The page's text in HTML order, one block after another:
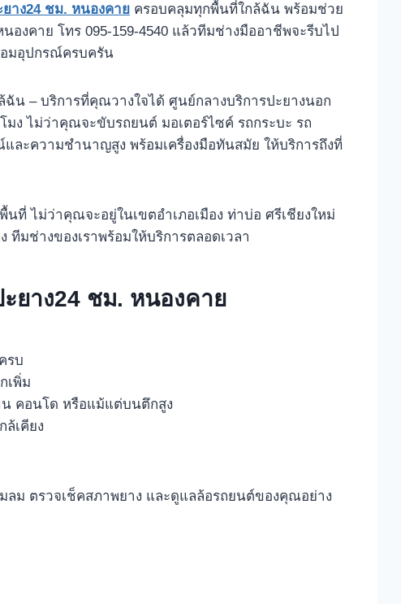
ยาง24 ชม. หนองคาย ครอบคลุมทุกพื้นที่ใกล้ฉัน พร้อมช่วย
งคาย โทร 095-159-4540 แล้วทีมช่างมืออาชีพจะรีบไป
อมอุปกรณ์ครบครัน
น – บริการที่คุณวางใจได้ ศูนย์กลางบริการปะยางนอก
ง ไม่ว่าคุณจะขับรถยนต์ มอเตอร์ไซค์ รถกระบะ รถ
ละความชำนาญสูง พร้อมเครื่องมือทันสมัย ให้บริการถึงที่
ที่ ไม่ว่าคุณจะอยู่ในเขตอำเภอเมือง ท่าบ่อ ศรีเชียงใหม่
ทีมช่างของเราพร้อมให้บริการตลอดเวลา
ยาง24 ชม. หนองคาย
รบ
เพิ่ม
คอนโด หรือแม้แต่บนตึกสูง
ล้เคียง
ลม ตรวจเช็คสภาพยาง และดูแลล้อรถยนต์ของคุณอย่าง